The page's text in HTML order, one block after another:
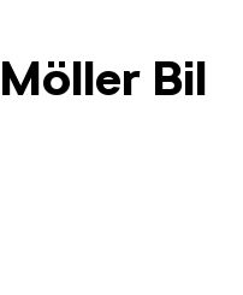
Bil